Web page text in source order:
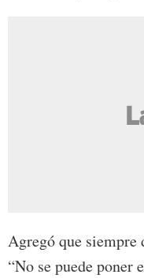
Agregó que
“No se puede poner